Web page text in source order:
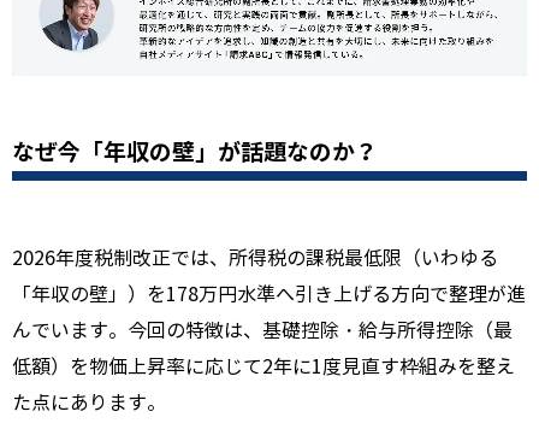
なぜ今「年収の壁」が話題なのか？
2026年度税制改正では、所得税の課税最低限（いわゆる
「年収の壁」）を178万円水準へ引き上げる方向で整理が進
んでいます。今回の特徴は、基礎控除・給与所得控除（最
低額）を物価上昇率に応じて2年に1度見直す枠組みを整え
た点にあります。